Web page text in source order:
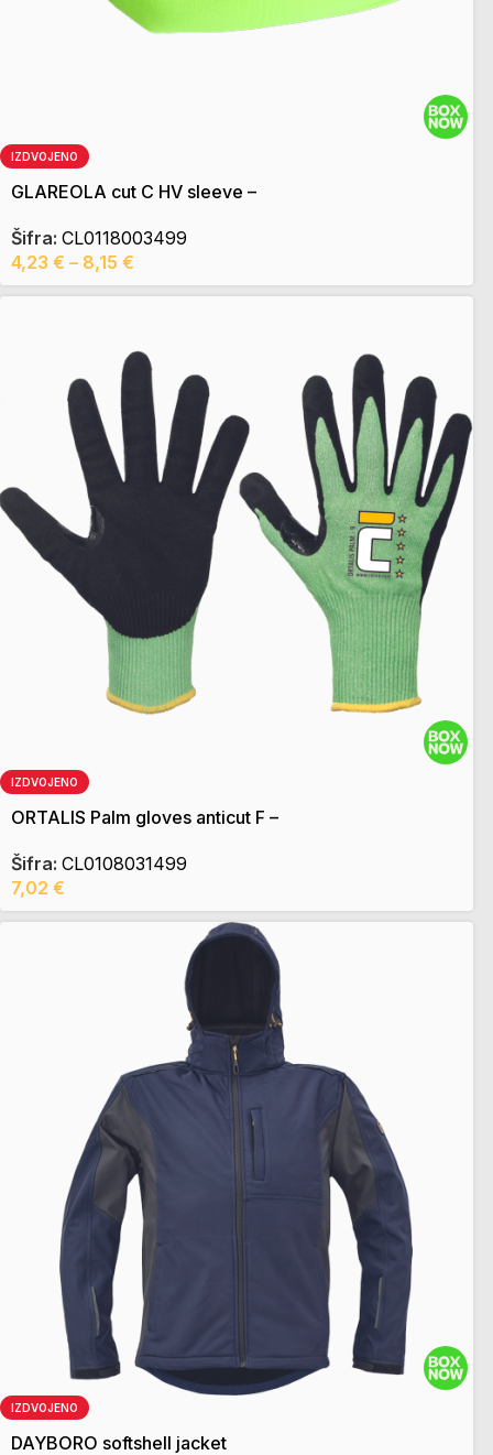
IZDVOJENO
GLAREOLA cut C HV sleeve –
Šifra: CL0118003499
4,23 € – 8,15 €
IZDVOJENO
ORTALIS Palm gloves anticut F –
Šifra: CL0108031499
7,02 €
IZDVOJENO
DAYBORO softshell jacket